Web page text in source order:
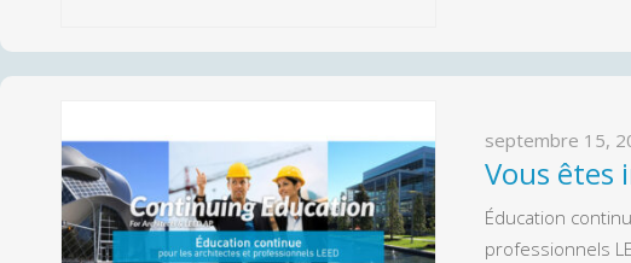
septembre 15,
Vous êtes
Éducation
professionnels